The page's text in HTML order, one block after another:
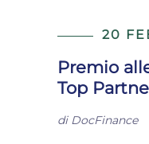
20
Premio
Top
di DocFinance